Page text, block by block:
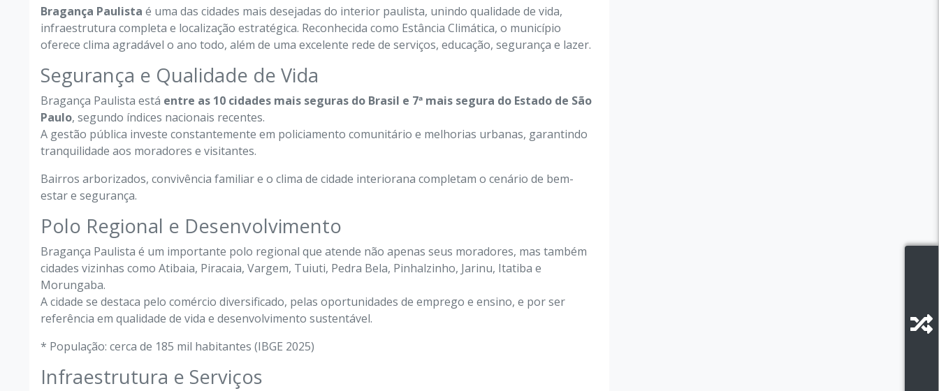
Bragança Paulista é uma das cidades mais desejadas do interior paulista, unindo qualidade de vida,
infraestrutura completa e localização estratégica. Reconhecida como Estância Climática, o município
oferece clima agradável o ano todo, além de uma excelente rede de serviços, educação, segurança e lazer.
Segurança e Qualidade de Vida
Bragança Paulista está entre as 10 cidades mais seguras do Brasil e 7ª mais segura do Estado de São
Paulo, segundo índices nacionais recentes.
A gestão pública investe constantemente em policiamento comunitário e melhorias urbanas, garantindo
tranquilidade aos moradores e visitantes.
Bairros arborizados, convivência familiar e o clima de cidade interiorana completam o cenário de bem-
estar e segurança.
Polo Regional e Desenvolvimento
Bragança Paulista é um importante polo regional que atende não apenas seus moradores, mas também
cidades vizinhas como Atibaia, Piracaia, Vargem, Tuiuti, Pedra Bela, Pinhalzinho, Jarinu, Itatiba e
Morungaba.
A cidade se destaca pelo comércio diversificado, pelas oportunidades de emprego e ensino, e por ser
referência em qualidade de vida e desenvolvimento sustentável.
* População: cerca de 185 mil habitantes (IBGE 2025)
Infraestrutura e Serviços